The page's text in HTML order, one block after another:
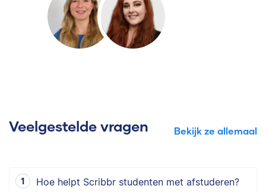
Veelgestelde vragen Bekijk ze allemaal
Hoe helpt Scribbr studenten met afstuderen?